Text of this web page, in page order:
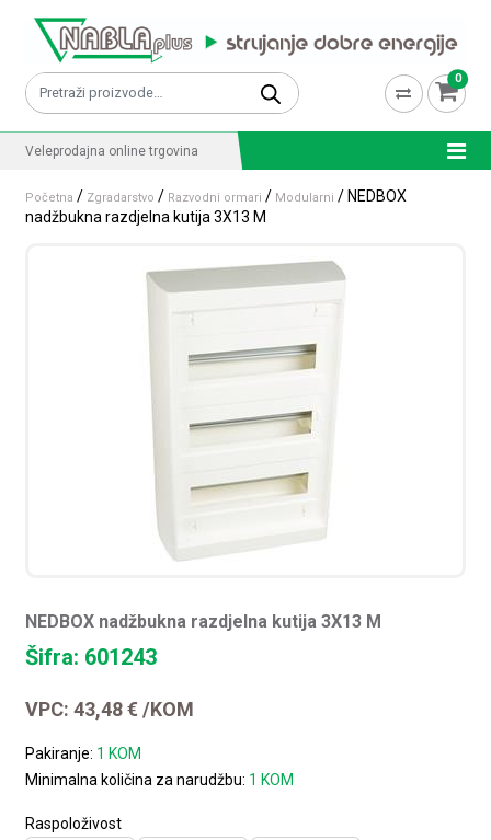
Pretraži: 0
Veleprodajna online trgovina
Početna / Zgradarstvo / Razvodni ormari / Modularni / NEDBOX
nadžbukna razdjelna kutija 3X13 M
NEDBOX nadžbukna razdjelna kutija 3X13 M
Šifra: 601243
VPC:43,48€ /KOM
Pakiranje: 1 KOM
Minimalna količina za narudžbu: 1 KOM
Raspoloživost